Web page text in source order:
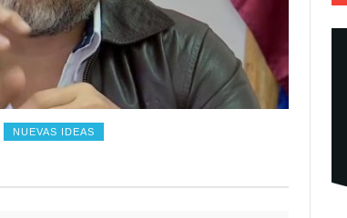
NUEVAS IDEAS